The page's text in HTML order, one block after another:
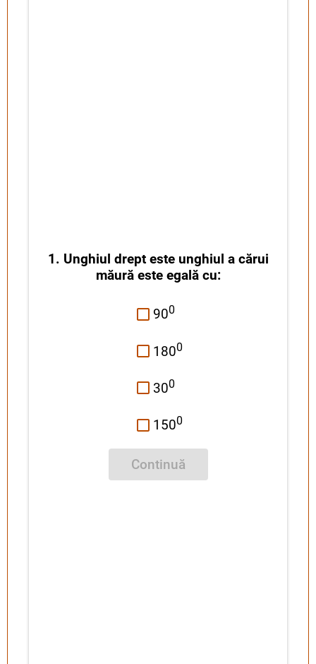
1. Unghiul drept este unghiul a cărui
măură este egală cu:
900
1800
300
1500
Continuă